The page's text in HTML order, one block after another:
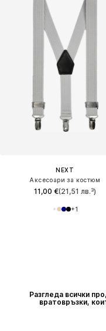
NEXT
Аксесоари за костюм
11,00 €(21,51 лв.³)
+1
Разгледа всички
вратовръзки,